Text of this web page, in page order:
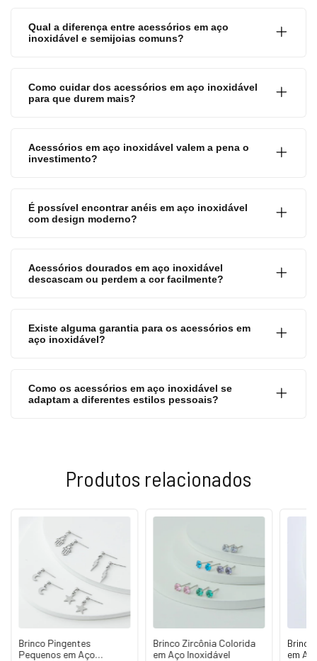
Qual a diferença entre acessórios em aço
inoxidável e semijoias comuns?
Como cuidar dos acessórios em aço inoxidável
para que durem mais?
Acessórios em aço inoxidável valem a pena o
investimento?
É possível encontrar anéis em aço inoxidável
com design moderno?
Acessórios dourados em aço inoxidável
descascam ou perdem a cor facilmente?
Existe alguma garantia para os acessórios em
aço inoxidável?
Como os acessórios em aço inoxidável se
adaptam a diferentes estilos pessoais?
Produtos relacionados
Brinco Pingentes
Pequenos em Aço
Brinco Zircônia Colorida
em Aço Inoxidável
Brinco
em